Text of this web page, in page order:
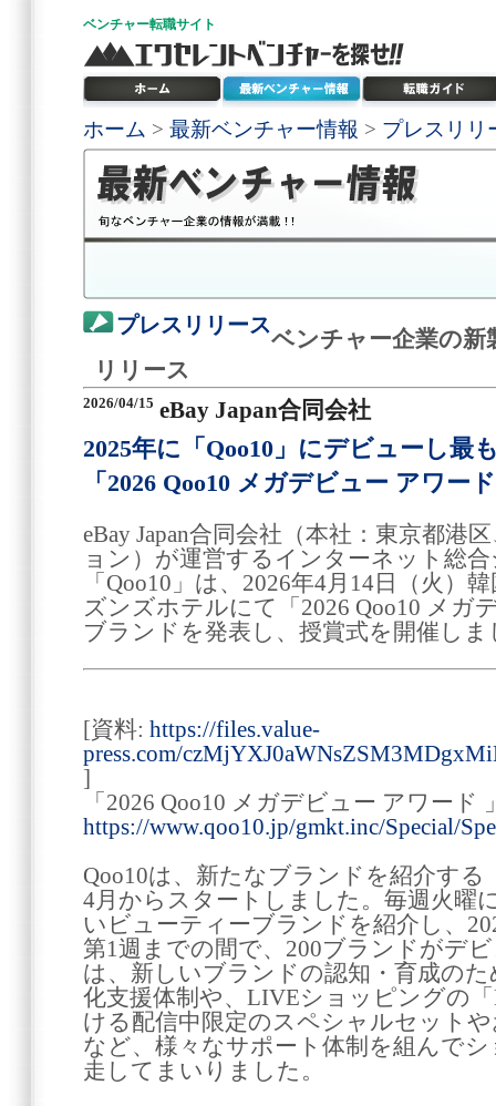
ベンチャー転職サイト
ホーム > 最新ベンチャー情報 > プレスリリ
プレスリリース
ベンチャー企業の新
リリース
2026/04/15 eBay Japan合同会社
2025年に「Qoo10」にデビューし最
「2026 Qoo10 メガデビュー アワー
eBay Japan合同会社（本社：東京都港
ョン）が運営するインターネット総
「Qoo10」は、2026年4月14日（火）
ズンズホテルにて「2026 Qoo10 メガ
ブランドを発表し、授賞式を開催しま
[資料: https://files.value-
press.com/
]
「2026 Qoo10 メガデビュー アワード
https://www.qoo10.jp/gmkt.inc/Special/
Qoo10は、新たなブランドを紹介する
4月からスタートしました。毎週火曜
いビューティーブランドを紹介し、
第1週までの間で、200ブランドがデ
は、新しいブランドの認知・育成の
化支援体制や、LIVEショッピングの
ける配信中限定のスペシャルセット
など、様々なサポート体制を組んで
走してまいりました。